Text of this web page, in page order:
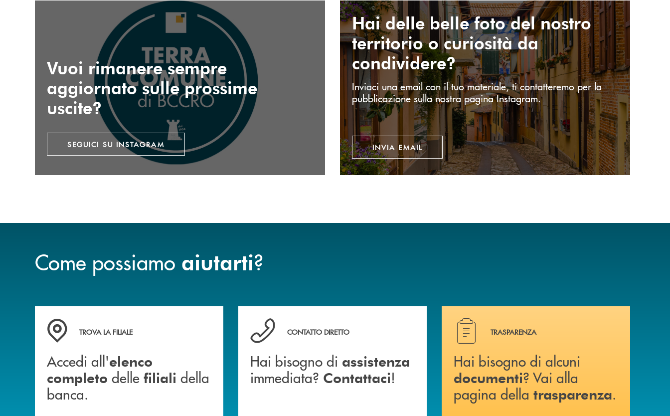
Vuoi rimanere sempre
aggiornato sulle prossime
uscite?
SEGUICI SU INSTAGRAM
Invia email
Hai delle belle foto del nostro
territorio o curiosità da
condividere?
Inviaci una email con il tuo materiale, ti contatteremo per la
pubblicazione sulla nostra pagina Instagram.
INVIA EMAIL
Come possiamo aiutarti?
Accedi all' elenco completo delle filiali della banca.
TROVA LA FILIALE
Accedi all'elenco
completo delle filiali della
banca.
Hai bisogno di assistenza immediata? Contattaci !
CONTATTO DIRETTO
Hai bisogno di assistenza
immediata? Contattaci!
Hai bisogno di alcuni documenti ? Vai alla pagina della
TRASPARENZA
Hai bisogno di alcuni
documenti? Vai alla
pagina della trasparenza.